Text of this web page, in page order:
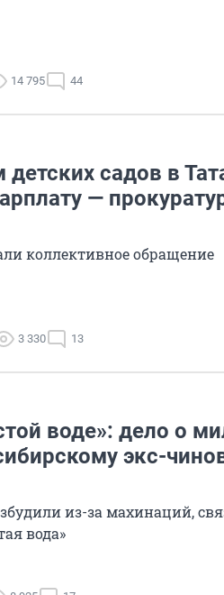
14 795 44
садов в
—
коллективное обращение
3 330 13
воде»: дело о
экс-
из-за махинаций,
вода»